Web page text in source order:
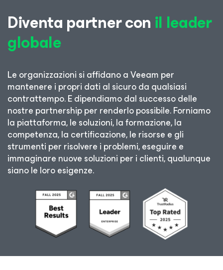
Diventa partner conil leader
globale
Le organizzazioni si affidano a Veeam per
mantenere i propri dati al sicuro da qualsiasi
contrattempo. E dipendiamo dal successo delle
nostre partnership per renderlo possibile. Forniamo
la piattaforma, le soluzioni, la formazione, la
competenza, la certificazione, le risorse e gli
strumenti per risolvere i problemi, eseguire e
immaginare nuove soluzioni per i clienti, qualunque
siano le loro esigenze.